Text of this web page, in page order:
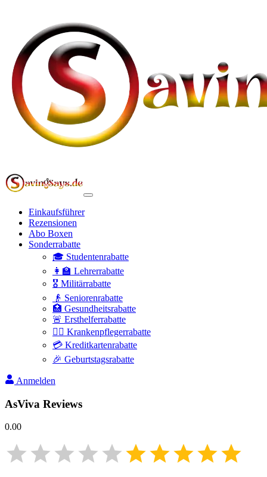
Einkaufsführer
Rezensionen
Abo Boxen
Sonderrabatte
🎓 Studentenrabatte
👩‍🏫 Lehrerrabatte
🎖️ Militärrabatte
👴 Seniorenrabatte
🏥 Gesundheitsrabatte
🚨 Ersthelferrabatte
👩‍⚕️ Krankenpflegerrabatte
💳 Kreditkartenrabatte
🎉 Geburtstagsrabatte
Anmelden
AsViva Reviews
0.00